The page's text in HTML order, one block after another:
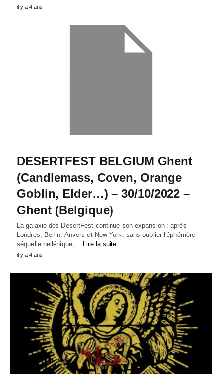
il y a 4 ans
DESERTFEST BELGIUM Ghent
(Candlemass, Coven, Orange
Goblin, Elder…) – 30/10/2022 –
Ghent (Belgique)
La galaxie des DesertFest continue son expansion : après
Londres, Berlin, Anvers et New York, sans oublier l’éphémère
séquelle hellénique,…
Lire la suite
il y a 4 ans